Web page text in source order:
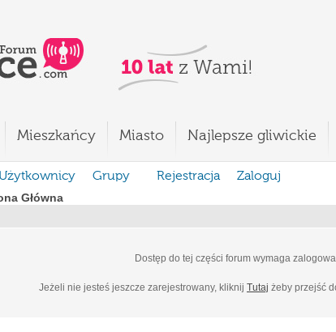
Mieszkańcy Miasto Najlepsze gliwickie
Użytkownicy Grupy Rejestracja
Zaloguj
Główna
Dostęp do tej części forum wymaga
Jeżeli nie jesteś jeszcze zarejestrowany, kliknij Tutaj żeby przejść